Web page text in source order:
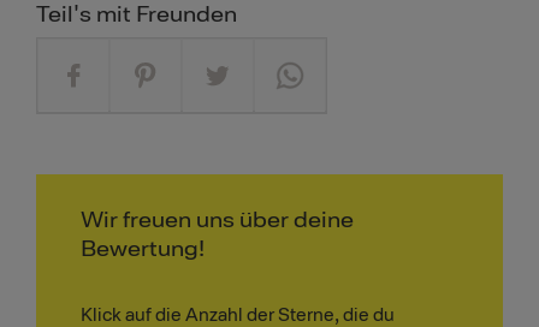
Teil's mit Freunden
Wir freuen uns über deine
Bewertung!
Klick auf die Anzahl der Sterne, die du